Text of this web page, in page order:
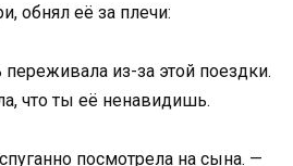
обнял её за плечи:
из-за этой поездки.
что ты её ненавидишь.
посмотрела на сына. —